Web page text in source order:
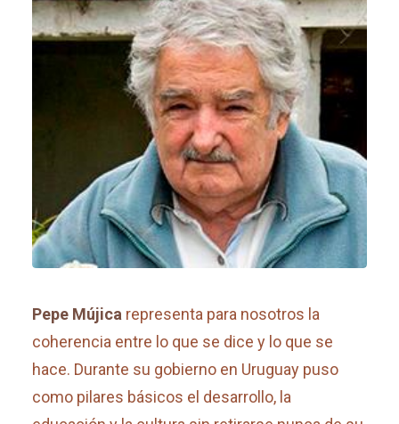
Pepe Mújica representa para nosotros la
coherencia entre lo que se dice y lo que se
hace. Durante su gobierno en Uruguay puso
como pilares básicos el desarrollo, la